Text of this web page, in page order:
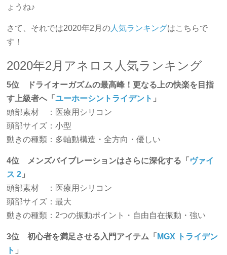
ょうね♪
さて、それでは2020年2月の 人気ランキングはこちらで
す！
2020年2月アネロス人気ランキング
5位 ドライオーガズムの最高峰！更なる上の快楽を目指
す上級者へ「ユーホーシントライデント 」
頭部素材 ：医療用シリコン
頭部サイズ：小型
動きの種類：多軸動構造・全方向・優しい
4位 メンズバイブレーションはさらに深化する「 ヴァイ
ス 2 」
頭部素材 ：医療用シリコン
頭部サイズ：最大
動きの種類：2つの振動ポイント・自由自在振動・強い
3位 初心者を満足させる入門アイテム「 MGX トライデン
ト 」